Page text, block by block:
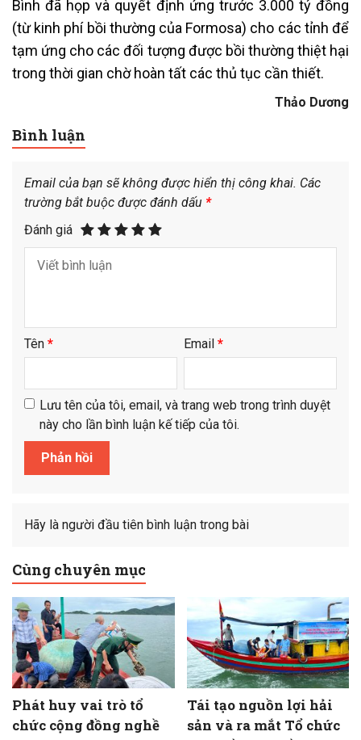
Bình đã họp và quyết định ứng trước 3.000 tỷ đồng
(từ kinh phí bồi thường của Formosa) cho các tỉnh để
tạm ứng cho các đối tượng được bồi thường thiệt hại
trong thời gian chờ hoàn tất các thủ tục cần thiết.
Thảo Dương
Bình luận
Email của bạn sẽ không được hiển thị công khai. Các
trường bắt buộc được đánh dấu *
Đánh giá
Tên * Email *
Lưu tên của tôi, email, và trang web trong trình duyệt
này cho lần bình luận kế tiếp của tôi.
Hãy là người đầu tiên bình luận trong bài
Cùng chuyên mục
Phát huy vai trò tổ
chức cộng đồng nghề
Tái tạo nguồn lợi hải
sản và ra mắt Tổ chức